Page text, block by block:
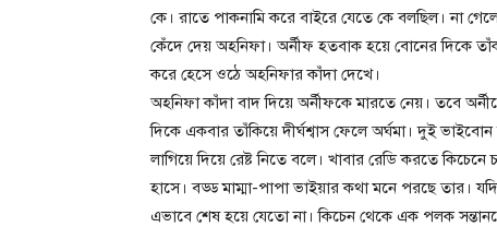
কে। রাতে পাকনামি করে বাইরে যেতে কে বলছিল। না
কেঁদে দেয় অহনিফা। অর্নীফ হতবাক হয়ে বোনের দিকে
করে হেসে ওঠে অহনিফার কাঁদা দেখে।
অহনিফা কাঁদা বাদ দিয়ে অর্নীফকে মারতে নেয়। তবে
দিকে একবার তাঁকিয়ে দীর্ঘশ্বাস ফেলে অর্ঘমা। দুই
লাগিয়ে দিয়ে রেষ্ট নিতে বলে। খাবার রেডি করতে
হাসে। বড্ড মাম্মা-পাপা ভাইয়ার কথা মনে পরছে তার।
এভাবে শেষ হয়ে যেতো না। কিচেন থেকে এক পলক